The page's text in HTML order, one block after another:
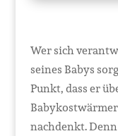
Wer sich
seines Babys
Punkt, dass er
nachdenkt.